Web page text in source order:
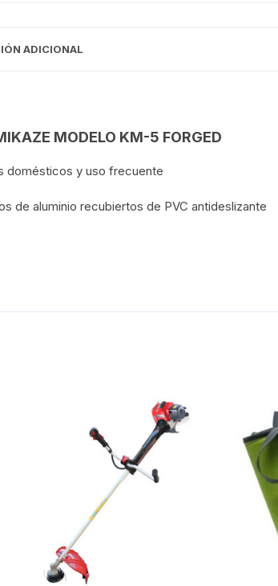
ADICIONAL
MODELO KM-5 FORGED
domésticos y uso frecuente
de aluminio recubiertos de PVC antideslizante